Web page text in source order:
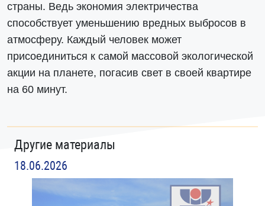
страны. Ведь экономия электричества
способствует уменьшению вредных выбросов в
атмосферу. Каждый человек может
присоединиться к самой массовой экологической
акции на планете, погасив свет в своей квартире
на 60 минут.
Другие материалы
18.06.2026